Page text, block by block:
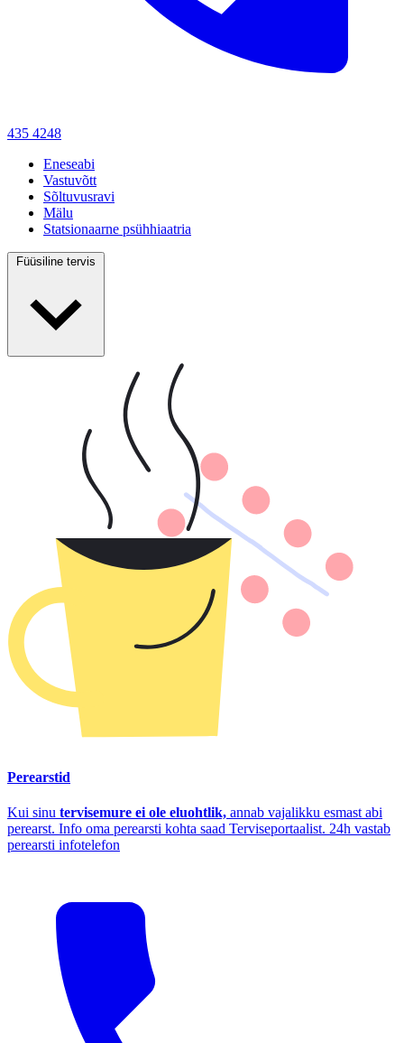
435 4248
Eneseabi
Vastuvõtt
Sõltuvusravi
Mälu
Statsionaarne psühhiaatria
Füüsiline tervis
Perearstid
Kui sinu tervisemure ei ole eluohtlik, annab vajalikku esmast abi
perearst. Info oma perearsti kohta saad Terviseportaalist. 24h vastab
perearsti infotelefon